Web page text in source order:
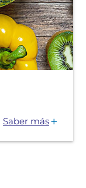
Saber más